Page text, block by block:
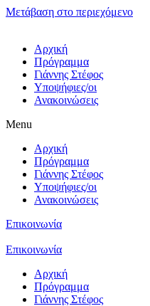
Μετάβαση στο περιεχόμενο
Αρχική
Πρόγραμμα
Γιάννης Στέφος
Υποψήφιες/οι
Ανακοινώσεις
Menu
Αρχική
Πρόγραμμα
Γιάννης Στέφος
Υποψήφιες/οι
Ανακοινώσεις
Επικοινωνία
Επικοινωνία
Αρχική
Πρόγραμμα
Γιάννης Στέφος